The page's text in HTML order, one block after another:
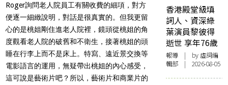
Roger詢問老人院員工有關收費的細項，對方
便逐一細緻說明，對話是很真實的。但我更留
心的是桃姐剛住進老人院裡，鏡頭從桃姐的角
度觀看老人院的破舊和不衛生，接著桃姐的頭
睡在行李上而不是床上。特寫、遠近景交換等
電影語言的運用，無疑帶出桃姐的內心感受，
這可說是藝術片吧？所以，藝術片和商業片的
香港殿堂級填
詞人、資深綠
葉演員黎彼得
逝世 享年76歲
報導 | by 虛詞編
輯部 | 2026-08-05